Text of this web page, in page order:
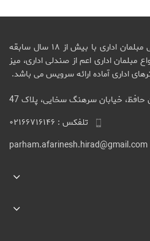
گروه صنعتی هیراد طراح اختصاصی مبلمان اداری با بیش از ۱۸ سال سابقه
مبلمان اداری اعم از صندلی اداری، میز
اداری آماده ارائه سرویس می باشد.
حافظ، خیابان سرهنگ سخایی، پلاک 47
تلفکس : ۰۲۱۶۶۷۱۶۱۴۶
parham.afarinesh.hirad@gmail.com